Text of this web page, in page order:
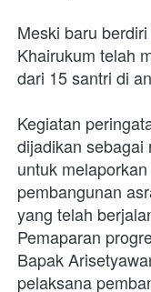
Meski baru
Khairukum telah
dari 15 santri di
Kegiatan
dijadikan sebagai
untuk
pembangunan
yang telah
Pemaparan
Bapak
pelaksana